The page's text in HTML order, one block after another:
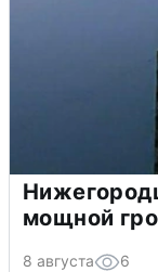
мощной
8 августа 6